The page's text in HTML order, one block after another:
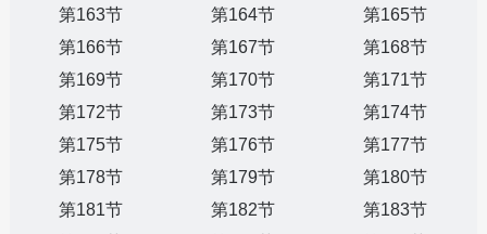
第163节 第164节
第165节
第166节
第167节
第168节
第169节
第170节
第171节
第172节
第173节
第174节
第175节
第176节
第177节
第178节
第179节
第180节
第181节
第182节
第183节